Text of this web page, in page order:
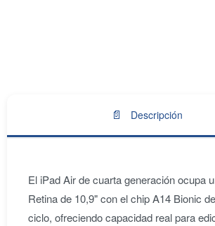
📄 Descripción
El iPad Air de cuarta generación ocupa
Retina de 10,9" con el chip A14 Bionic
ciclo, ofreciendo capacidad real para